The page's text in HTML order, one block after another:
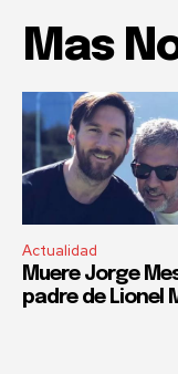
Mas
Actualidad
Muere Jorge
padre de Lionel